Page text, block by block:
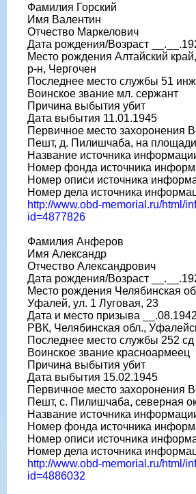
Фамилия Горский
Имя Валентин
Отчество Маркелович
Дата рождения/Возраст
Место рождения Алтайский
р-н, Чергочен
Последнее место службы 51
Воинское звание мл. сержант
Причина выбытия убит
Дата выбытия 11.01.1945
Первичное место захоронения
Пешт, д. Пилишчаба, на площади
Название источника
Номер фонда источника
Номер описи источника
Номер дела источника
http://www.obd-memorial.ru/html/
id=4877826
Фамилия Анферов
Имя Александр
Отчество Александрович
Дата рождения/Возраст
Место рождения Челябинская
Уфалей, ул. 1 Луговая, 23
Дата и место призыва
РВК, Челябинская обл.,
Последнее место службы 252 сд
Воинское звание красноармеец
Причина выбытия убит
Дата выбытия 15.02.1945
Первичное место захоронения
Пешт, с. Пилишчаба, северная
Название источника
Номер фонда источника
Номер описи источника
Номер дела источника
http://www.obd-memorial.ru/html/
id=4886032